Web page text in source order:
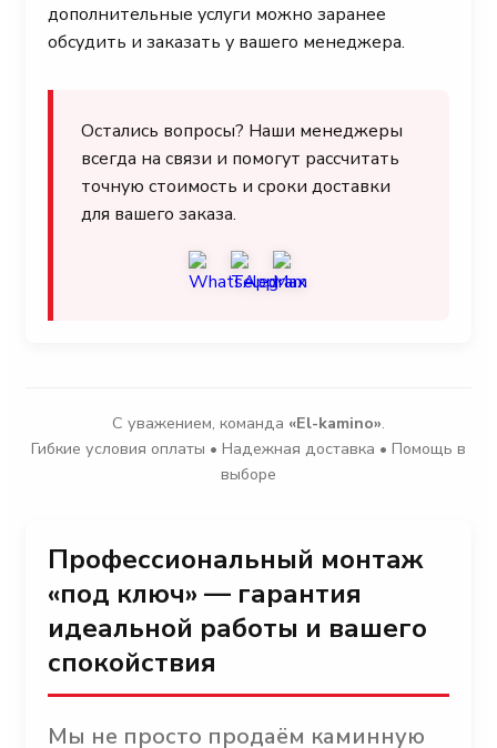
дополнительные услуги можно заранее
обсудить и заказать у вашего менеджера.
Остались вопросы? Наши менеджеры
всегда на связи и помогут рассчитать
точную стоимость и сроки доставки
для вашего заказа.
С уважением, команда «El-kamino».
Гибкие условия оплаты • Надежная доставка • Помощь в
выборе
Профессиональный монтаж
«под ключ» — гарантия
идеальной работы и вашего
спокойствия
Мы не просто продаём каминную